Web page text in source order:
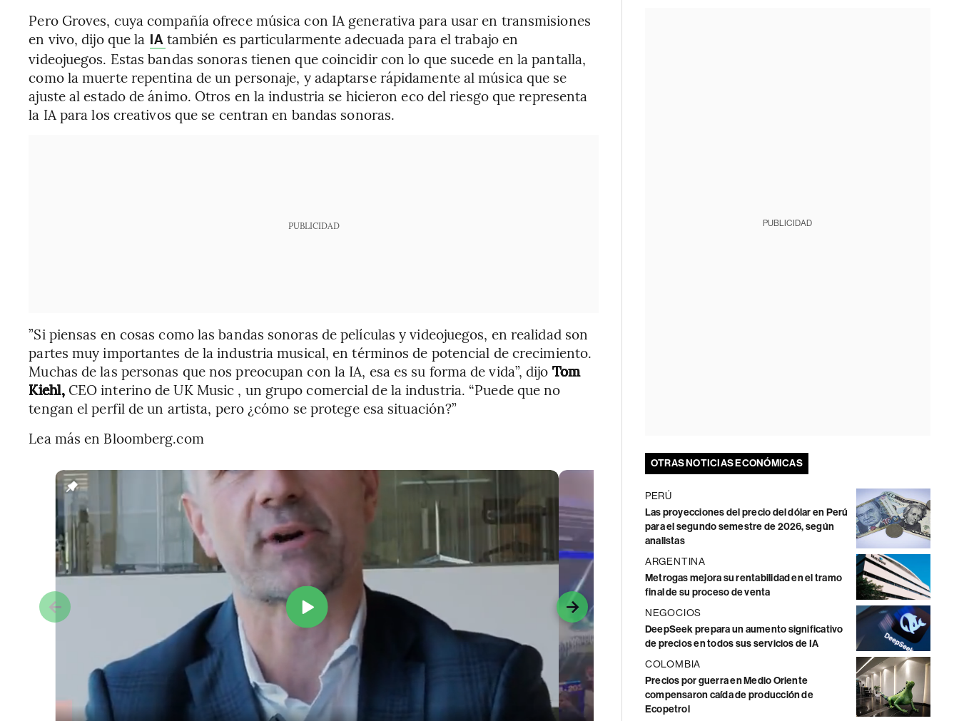
Pero Groves, cuya compañía ofrece música con IA generativa para usar en transmisiones
en vivo, dijo que la IA también es particularmente adecuada para el trabajo en
videojuegos. Estas bandas sonoras tienen que coincidir con lo que sucede en la pantalla,
como la muerte repentina de un personaje, y adaptarse rápidamente al música que se
ajuste al estado de ánimo. Otros en la industria se hicieron eco del riesgo que representa
la IA para los creativos que se centran en bandas sonoras.
PUBLICIDAD
”Si piensas en cosas como las bandas sonoras de películas y videojuegos, en realidad son
partes muy importantes de la industria musical, en términos de potencial de crecimiento.
Muchas de las personas que nos preocupan con la IA, esa es su forma de vida”, dijo Tom
Kiehl,CEO interino de UK Music , un grupo comercial de la industria. “Puede que no
tengan el perfil de un artista, pero ¿cómo se protege esa situación?”
Lea más en Bloomberg.com
PUBLICIDAD
OTRAS NOTICIAS ECONÓMICAS
PERÚ
Las proyecciones del precio del dólar en Perú
para el segundo semestre de 2026, según
analistas
ARGENTINA
Metrogas mejora su rentabilidad en el tramo
final de su proceso de venta
NEGOCIOS
DeepSeek prepara un aumento significativo
de precios en todos sus servicios de IA
COLOMBIA
Precios por guerra en Medio Oriente
compensaron caída de producción de
Ecopetrol